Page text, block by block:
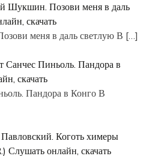
Шукшин. Позови меня в даль
скачать
меня в даль светлую В […]
Санчес Пиньоль. Пандора в
скачать
Пандора в Конго В
Коготь химеры
Слушать онлайн, скачать